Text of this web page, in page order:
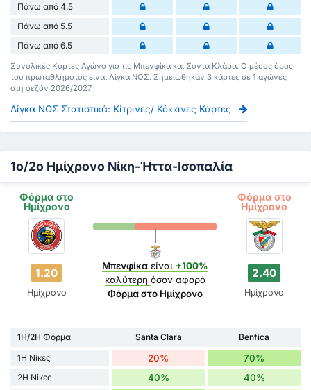
Πάνω από 4.5
Πάνω από 5.5
Πάνω από 6.5
Συνολικές Κάρτες Αγώνα για τις Μπενφίκα και Σάντα Κλάρα. Ο μέσος όρος
του πρωταθλήματος είναι Λίγκα ΝΟΣ. Σημειώθηκαν 3 κάρτες σε 1 αγώνες
στη σεζόν 2026/2027.
Λίγκα ΝΟΣ Στατιστικά: Κίτρινες/ Κόκκινες Κάρτες
1ο/2ο Ημίχρονο Νίκη-Ήττα-Ισοπαλία
Φόρμα στο
Ημίχρονο
Φόρμα στο
Ημίχρονο
1.20
Ημίχρονο
Μπενφίκα είναι +100%
καλύτερη όσον αφορά
Φόρμα στο Ημίχρονο
2.40
Ημίχρονο
1H/2H Φόρμα Santa Clara
Benfica
1H Νίκες
20% 70%
2H Νίκες 40% 40%